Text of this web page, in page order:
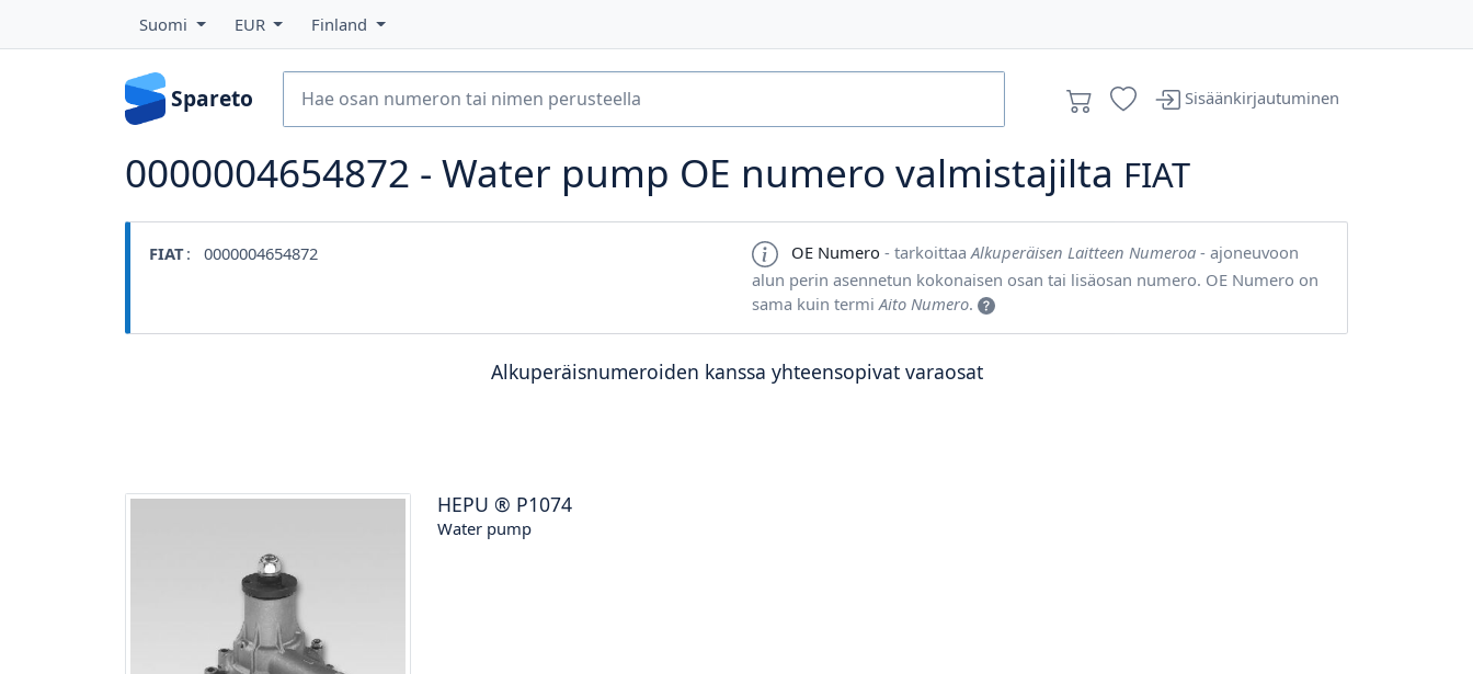
Suomi EUR Finland
Spareto Sisäänkirjautuminen
0000004654872 - Water pump OE numero valmistajilta FIAT
FIAT: 0000004654872 OE Numero - tarkoittaa Alkuperäisen Laitteen Numeroa - ajoneuvoon
alun perin asennetun kokonaisen osan tai lisäosan numero. OE Numero on
sama kuin termi Aito Numero.
Alkuperäisnumeroiden kanssa yhteensopivat varaosat
HEPU ® P1074
Water pump